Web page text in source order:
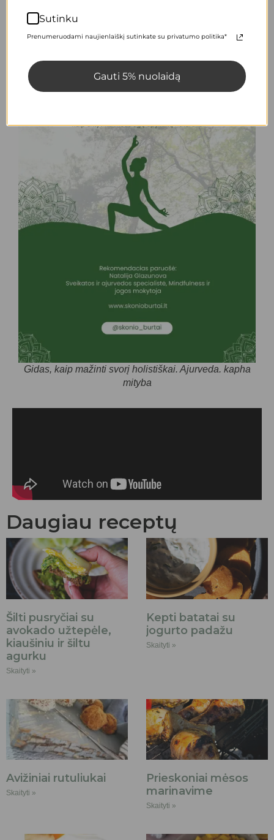
Gidas, kaip mažinti svorį holistiškai. Ajurveda. kapha
mityba
Daugiau receptų
Šilti pusryčiai su
avokado užtepėle,
kiaušiniu ir šiltu
agurku
Skaityti »
Kepti batatai su
jogurto padažu
Skaityti »
Avižiniai rutuliukai
Skaityti »
Prieskoniai mėsos
marinavime
Skaityti »
Sutinku
Prenumeruodami naujienlaiškį sutinkate su privatumo politika*
Gauti 5% nuolaidą